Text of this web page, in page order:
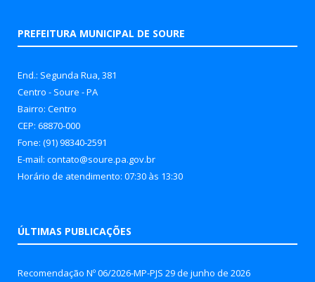
PREFEITURA MUNICIPAL DE SOURE
End.: Segunda Rua, 381
Centro - Soure - PA
Bairro: Centro
CEP: 68870-000
Fone: (91) 98340-2591
E-mail: contato@soure.pa.gov.br
Horário de atendimento: 07:30 às 13:30
ÚLTIMAS PUBLICAÇÕES
Recomendação Nº 06/2026-MP-PJS 29 de junho de 2026